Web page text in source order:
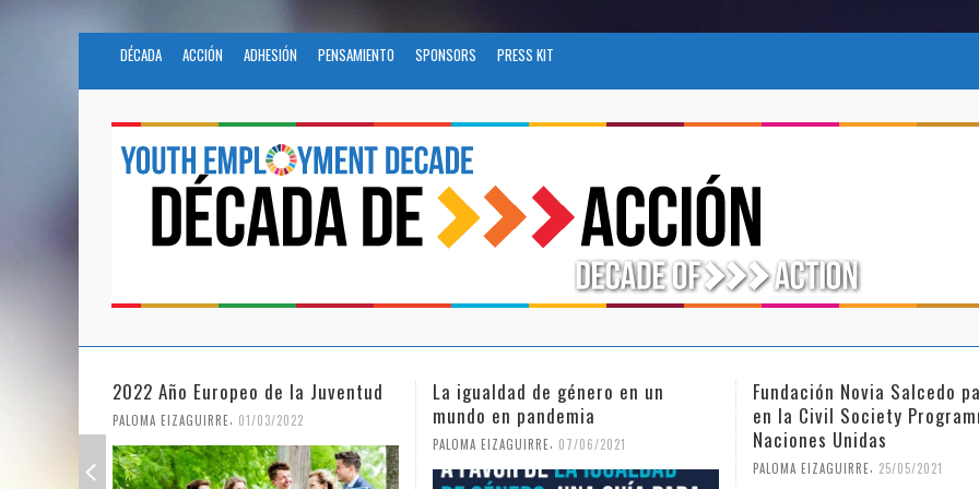
DÉCADA ACCIÓN ADHESIÓN PENSAMIENTO SPONSORS PRESS KIT
La igualdad de género en un
mundo en pandemia
PALOMA EIZAGUIRRE, 07/06/2021
Fundación Novia Salcedo participa
en la Civil Society Programme de
Naciones Unidas
PALOMA EIZAGUIRRE, 25/05/2021
El futuro del trabajo tras el
COVID-19
PALOMA EIZAGUIRRE, 26/04/2021